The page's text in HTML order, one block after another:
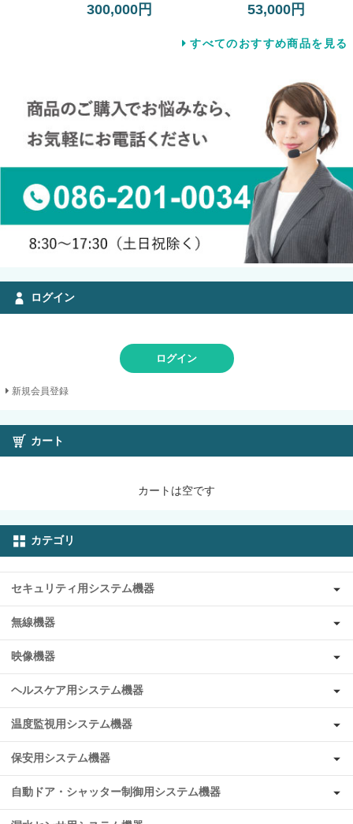
300,000円 53,000円
すべてのおすすめ商品を見る
ログイン
ログイン
新規会員登録
カート
カートは空です
カテゴリ
セキュリティ用システム機器
無線機器
映像機器
ヘルスケア用システム機器
温度監視用システム機器
保安用システム機器
自動ドア・シャッター制御用システム機器